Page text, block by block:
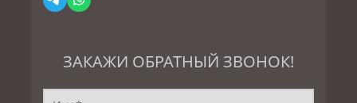
ЗАКАЖИ ОБРАТНЫЙ ЗВОНОК!